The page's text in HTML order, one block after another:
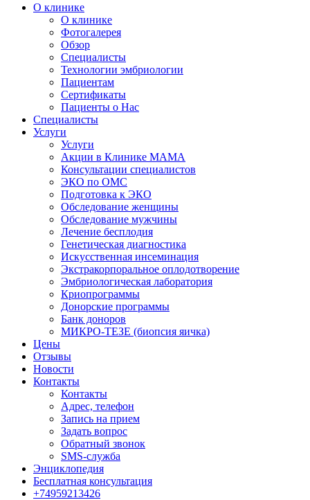
О клинике
О клинике
Фотогалерея
Обзор
Специалисты
Технологии эмбриологии
Пациентам
Сертификаты
Пациенты о Нас
Специалисты
Услуги
Услуги
Акции в Клинике МАМА
Консультации специалистов
ЭКО по ОМС
Подготовка к ЭКО
Обследование женщины
Обследование мужчины
Лечение бесплодия
Генетическая диагностика
Искусственная инсеминация
Экстракорпоральное оплодотворение
Эмбриологическая лаборатория
Криопрограммы
Донорские программы
Банк доноров
МИКРО-ТЕЗЕ (биопсия яичка)
Цены
Отзывы
Новости
Контакты
Контакты
Адрес, телефон
Запись на прием
Задать вопрос
Обратный звонок
SMS-служба
Энциклопедия
Бесплатная консультация
+74959213426